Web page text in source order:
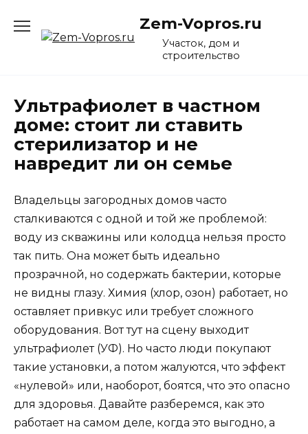
содержанию
Zem-Vopros.ru
Участок, дом и
строительство
Ультрафиолет в частном
доме: стоит ли ставить
стерилизатор и не
навредит ли он семье
Владельцы загородных домов часто
сталкиваются с одной и той же проблемой:
воду из скважины или колодца нельзя просто
так пить. Она может быть идеально
прозрачной, но содержать бактерии, которые
не видны глазу. Химия (хлор, озон) работает, но
оставляет привкус или требует сложного
оборудования. Вот тут на сцену выходит
ультрафиолет (УФ). Но часто люди покупают
такие установки, а потом жалуются, что эффект
«нулевой» или, наоборот, боятся, что это опасно
для здоровья. Давайте разберемся, как это
работает на самом деле, когда это выгодно, а